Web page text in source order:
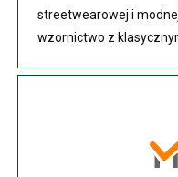
streetwearowej i
wzornictwo z